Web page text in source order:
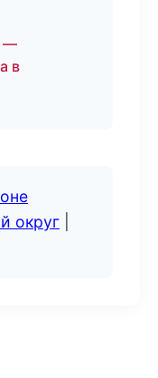
—
в
округ